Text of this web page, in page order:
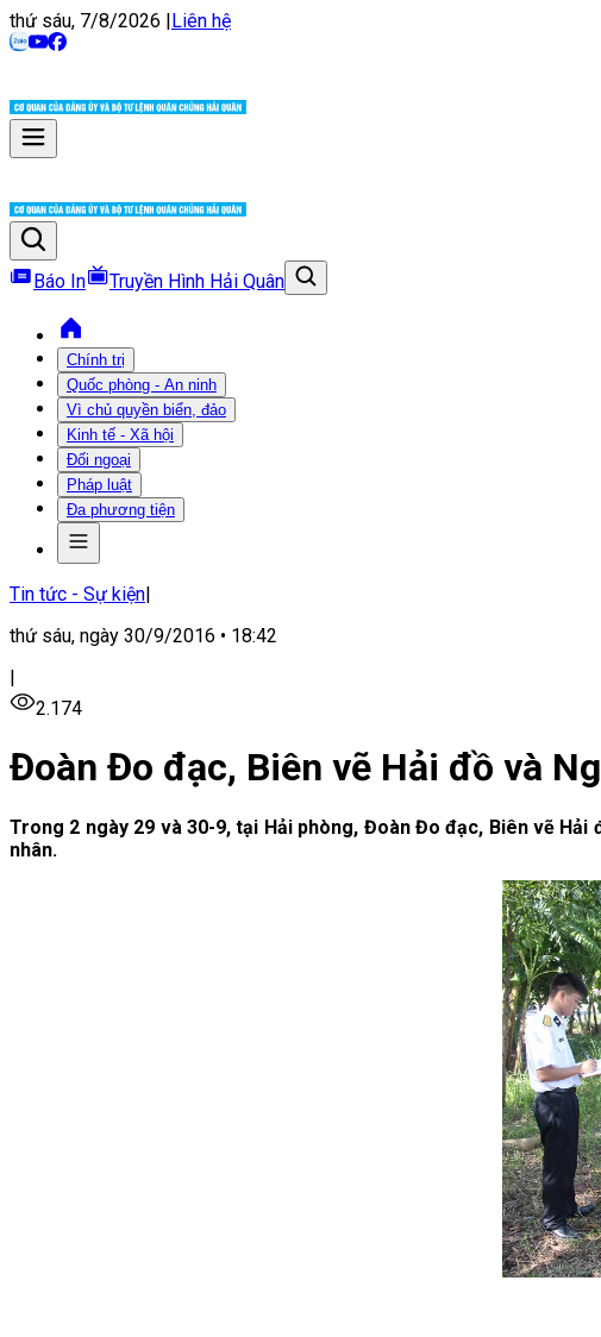
thứ sáu, 7/8/2026 |Liên hệ
Báo In Truyền Hình Hải Quân
Chính trị
Quốc phòng - An ninh
Vì chủ quyền biển, đảo
Kinh tế - Xã hội
Đối ngoại
Pháp luật
Đa phương tiện
Tin tức - Sự kiện|
thứ sáu, ngày 30/9/2016 • 18:42
|
2.174
Đoàn Đo đạc, Biên vẽ Hải đồ và
Trong 2 ngày 29 và 30-9, tại Hải phòng, Đoàn Đo đạc, Biên vẽ
nhân.